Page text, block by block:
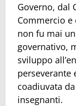
Governo, dal
Commercio
non fu mai
governativo,
sviluppo
perseverante
coadiuvata
insegnanti.